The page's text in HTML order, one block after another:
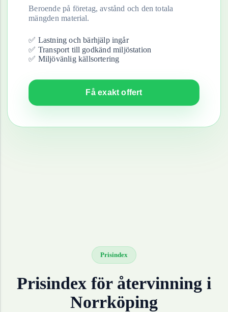
Beroende på företag, avstånd och den totala
mängden material.
✅ Lastning och bärhjälp ingår
✅ Transport till godkänd miljöstation
✅ Miljövänlig källsortering
Få exakt offert
Prisindex
Prisindex för återvinning i
Norrköping